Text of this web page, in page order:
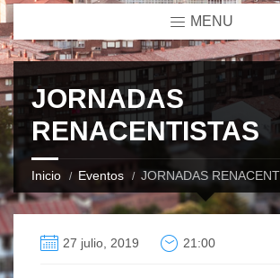
MENU
JORNADAS
RENACENTISTAS
Inicio Eventos JORNADAS
27 julio, 2019 21:00